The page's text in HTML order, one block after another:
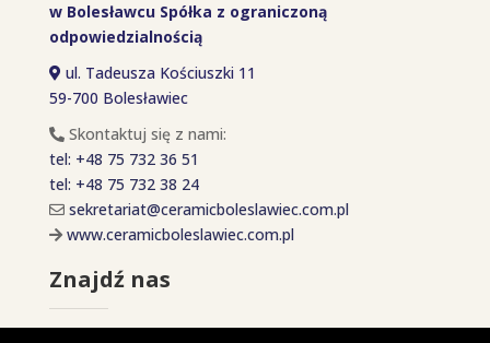
w Bolesławcu Spółka z ograniczoną
odpowiedzialnością
ul. Tadeusza Kościuszki 11
59-700 Bolesławiec
Skontaktuj się z nami:
tel: +48 75 732 36 51
tel: +48 75 732 38 24
sekretariat@ceramicboleslawiec.com.pl
www.ceramicboleslawiec.com.pl
Znajdź nas